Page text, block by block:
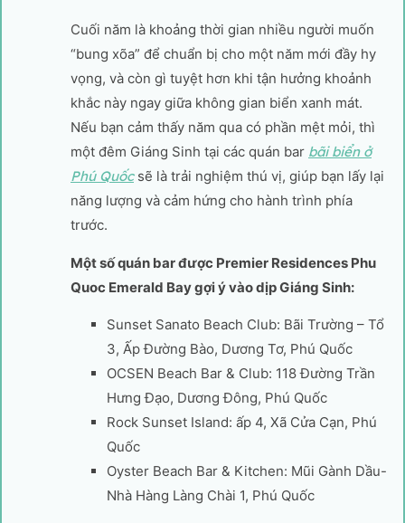
Cuối năm là khoảng thời gian nhiều người muốn
“bung xõa” để chuẩn bị cho một năm mới đầy hy
vọng, và còn gì tuyệt hơn khi tận hưởng khoảnh
khắc này ngay giữa không gian biển xanh mát.
Nếu bạn cảm thấy năm qua có phần mệt mỏi, thì
một đêm Giáng Sinh tại các quán bar bãi biển ở
Phú Quốcsẽ là trải nghiệm thú vị, giúp bạn lấy lại
năng lượng và cảm hứng cho hành trình phía
trước.
Một số quán bar được Premier Residences Phu
Quoc Emerald Bay gợi ý vào dịp Giáng Sinh:
Sunset Sanato Beach Club: Bãi Trường – Tổ
3, Ấp Đường Bào, Dương Tơ, Phú Quốc
OCSEN Beach Bar & Club: 118 Đường Trần
Hưng Đạo, Dương Đông, Phú Quốc
Rock Sunset Island: ấp 4, Xã Cửa Cạn, Phú
Quốc
Oyster Beach Bar & Kitchen: Mũi Gành Dầu-
Nhà Hàng Làng Chài 1, Phú Quốc